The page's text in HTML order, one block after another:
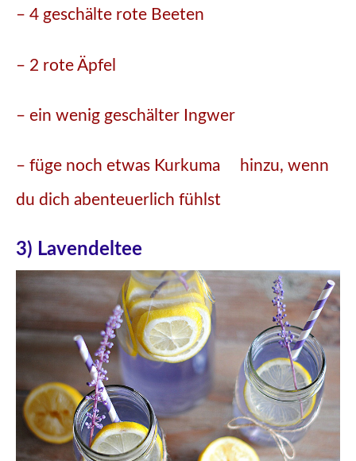
– 4 geschälte rote Beeten
– 2 rote Äpfel
– ein wenig geschälter Ingwer
– füge noch etwas Kurkuma hinzu, wenn
du dich abenteuerlich fühlst
3) Lavendeltee